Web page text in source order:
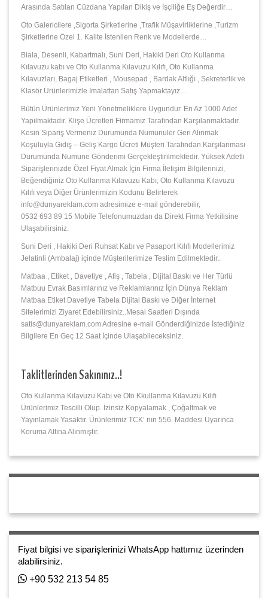
Arasında Satılan Cüzdana Yapılan Dikiş ve İşçiliğe Eş Değerdir…
Oto Galericilere ,Sigorta Şirketlerine ,Trafik Müşavirliklerine ,Turizm
Şirketlerine Özel 1. Kalite İstenilen Renk ve Modellerde…
Biala, Desenli, Kabartmalı, Suni Deri, Hakiki Deri Oto Kullanma
Kılavuzu kabı ve Oto Kullanma Kılavuzu Kılıfı, Oto Kullanma
Kılavuzları, Bagaj Etiketleri , Mousepad , Bardak Altlığı , Sekreterlik ve
Klasör Ürünlerimizle İmalattan Satış Yapmaktayız…
Bütün Ürünlerimiz Yeni Yönetmeliklere Uygundur. En Az 1000 Adet
Yapılmaktadır. Klişe Ücretleri Firmamız Tarafından Karşılanmaktadır.
Kesin Sipariş Vermeniz Durumunda Numunuler Geri Alınmak
Koşuluyla Gidiş – Geliş Kargo Ücreti Müşteri Tarafından Karşılanması
Durumunda Numune Gönderimi Gerçekleştirilmektedir. Yüksek Adetli
Siparişlerinizde Özel Fiyat Almak İçin Firma İletişim Bilgilerinizi,
Beğendiğiniz Oto Kullanma Kılavuzu Kabı, Oto Kullanma Kılavuzu
Kılıfı veya Diğer Ürünlerimizin Kodunu Belirterek
info@dunyareklam.com adresimize e-mail gönderebilir,
0532 693 89 15 Mobile Telefonumuzdan da Direkt Firma Yetkilisine
Ulaşabilirsiniz.
Suni Deri , Hakiki Deri Ruhsat Kabı ve Pasaport Kılıfı Modellerimiz
Jelatinli (Ambalaj) içinde Müşterilerimize Teslim Edilmektedir..
Matbaa , Etiket , Davetiye , Afiş , Tabela , Dijital Baskı ve Her Türlü
Matbuu Evrak Basımlarınız ve Reklamlarınız İçin Dünya Reklam
Matbaa Etiket Davetiye Tabela Dijital Baskı ve Diğer İnternet
Sitelerimizi Ziyaret Edebilirsiniz..Mesai Saatleri Dışında
satis@dunyareklam.com Adresine e-mail Gönderdiğinizde İstediğiniz
Bilgilere En Geç 12 Saat İçinde Ulaşabileceksiniz.
Taklitlerinden Sakınınız..!
Oto Kullanma Kılavuzu Kabı ve Oto Kkullanma Kılavuzu Kılıfı
Ürünlerimiz Tescilli Olup. İzinsiz Kopyalamak , Çoğaltmak ve
Yayınlamak Yasaktır. Ürünlerimiz TCK’ nın 556. Maddesi Uyarınca
Koruma Altına Alınmıştır.
Fiyat bilgisi ve siparişlerinizi WhatsApp hattımız üzerinden
alabilirsiniz.
+90 532 213 54 85